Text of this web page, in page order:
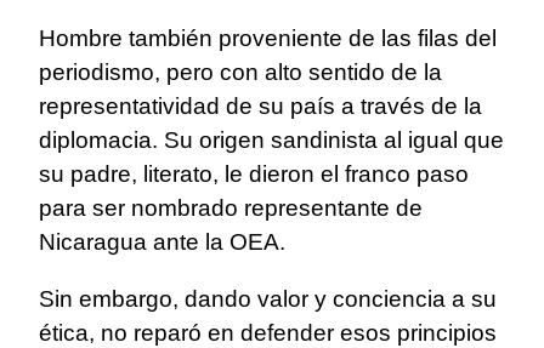
Hombre también proveniente de las filas del
periodismo, pero con alto sentido de la
representatividad de su país a través de la
diplomacia. Su origen sandinista al igual que
su padre, literato, le dieron el franco paso
para ser nombrado representante de
Nicaragua ante la OEA.
Sin embargo, dando valor y conciencia a su
ética, no reparó en defender esos principios